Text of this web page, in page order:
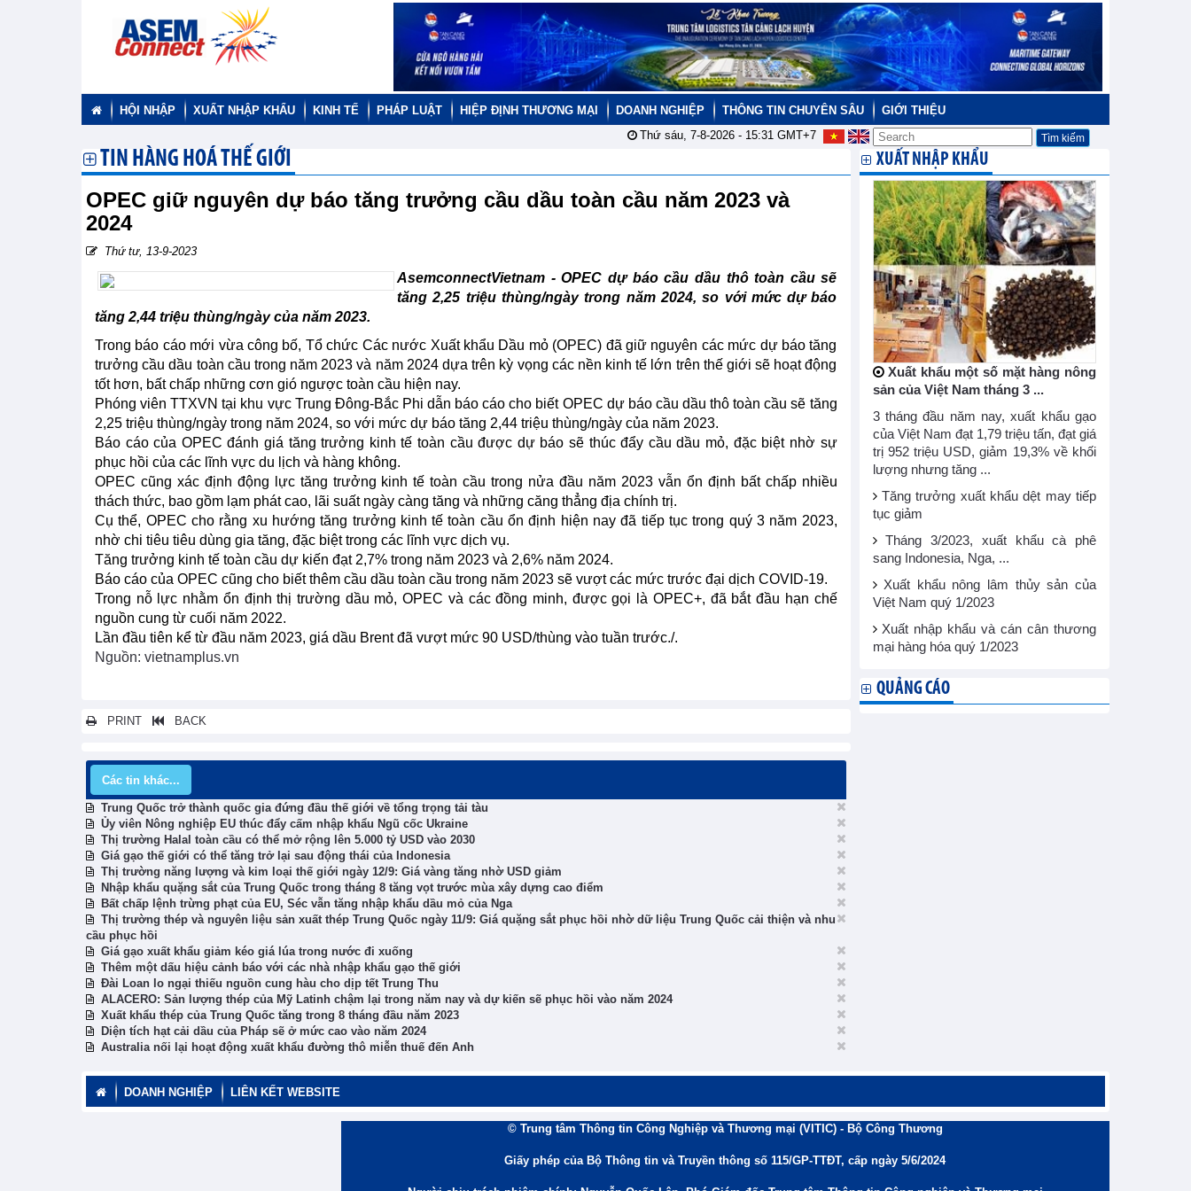
HỘI NHẬP XUẤT NHẬP KHẨU KINH TẾ PHÁP LUẬT HIỆP ĐỊNH THƯƠNG MẠI DOANH NGHIỆP THÔNG TIN CHUYÊN SÂU
GIỚI THIỆU
Thứ sáu, 7-8-2026 - 15:31GMT+7
TIN HÀNG HOÁ THẾ GIỚI
OPEC giữ nguyên dự báo tăng trưởng cầu dầu toàn cầu năm 2023 và
2024
Thứ tư, 13-9-2023
AsemconnectVietnam - OPEC dự báo cầu dầu thô toàn cầu sẽ
tăng 2,25 triệu thùng/ngày trong năm 2024, so với mức dự báo
tăng 2,44 triệu thùng/ngày của năm 2023.
Trong báo cáo mới vừa công bố, Tổ chức Các nước Xuất khẩu Dầu mỏ (OPEC) đã giữ nguyên các mức dự báo tăng
trưởng cầu dầu toàn cầu trong năm 2023 và năm 2024 dựa trên kỳ vọng các nền kinh tế lớn trên thế giới sẽ hoạt động
tốt hơn, bất chấp những cơn gió ngược toàn cầu hiện nay.
Phóng viên TTXVN tại khu vực Trung Đông-Bắc Phi dẫn báo cáo cho biết OPEC dự báo cầu dầu thô toàn cầu sẽ tăng
2,25 triệu thùng/ngày trong năm 2024, so với mức dự báo tăng 2,44 triệu thùng/ngày của năm 2023.
Báo cáo của OPEC đánh giá tăng trưởng kinh tế toàn cầu được dự báo sẽ thúc đẩy cầu dầu mỏ, đặc biệt nhờ sự
phục hồi của các lĩnh vực du lịch và hàng không.
OPEC cũng xác định động lực tăng trưởng kinh tế toàn cầu trong nửa đầu năm 2023 vẫn ổn định bất chấp nhiều
thách thức, bao gồm lạm phát cao, lãi suất ngày càng tăng và những căng thẳng địa chính trị.
Cụ thể, OPEC cho rằng xu hướng tăng trưởng kinh tế toàn cầu ổn định hiện nay đã tiếp tục trong quý 3 năm 2023,
nhờ chi tiêu tiêu dùng gia tăng, đặc biệt trong các lĩnh vực dịch vụ.
Tăng trưởng kinh tế toàn cầu dự kiến đạt 2,7% trong năm 2023 và 2,6% năm 2024.
Báo cáo của OPEC cũng cho biết thêm cầu dầu toàn cầu trong năm 2023 sẽ vượt các mức trước đại dịch COVID-19.
Trong nỗ lực nhằm ổn định thị trường dầu mỏ, OPEC và các đồng minh, được gọi là OPEC+, đã bắt đầu hạn chế
nguồn cung từ cuối năm 2022.
Lần đầu tiên kể từ đầu năm 2023, giá dầu Brent đã vượt mức 90 USD/thùng vào tuần trước./.
Nguồn: vietnamplus.vn
PRINT BACK
Các tin khác...
Trung Quốc trở thành quốc gia đứng đầu thế giới về tổng trọng tải tàu
Ủy viên Nông nghiệp EU thúc đẩy cấm nhập khẩu Ngũ cốc Ukraine
Thị trường Halal toàn cầu có thể mở rộng lên 5.000 tỷ USD vào 2030
Giá gạo thế giới có thể tăng trở lại sau động thái của Indonesia
Thị trường năng lượng và kim loại thế giới ngày 12/9: Giá vàng tăng nhờ USD giảm
Nhập khẩu quặng sắt của Trung Quốc trong tháng 8 tăng vọt trước mùa xây dựng cao điểm
Bất chấp lệnh trừng phạt của EU, Séc vẫn tăng nhập khẩu dầu mỏ của Nga
Thị trường thép và nguyên liệu sản xuất thép Trung Quốc ngày 11/9: Giá quặng sắt phục hồi nhờ dữ liệu Trung Quốc cải thiện và nhu
cầu phục hồi
Giá gạo xuất khẩu giảm kéo giá lúa trong nước đi xuống
Thêm một dấu hiệu cảnh báo với các nhà nhập khẩu gạo thế giới
Đài Loan lo ngại thiếu nguồn cung hàu cho dịp tết Trung Thu
ALACERO: Sản lượng thép của Mỹ Latinh chậm lại trong năm nay và dự kiến sẽ phục hồi vào năm 2024
Xuất khẩu thép của Trung Quốc tăng trong 8 tháng đầu năm 2023
Diện tích hạt cải dầu của Pháp sẽ ở mức cao vào năm 2024
Australia nối lại hoạt động xuất khẩu đường thô miễn thuế đến Anh
XUẤT NHẬP KHẨU
Xuất khẩu một số mặt hàng nông
sản của Việt Nam tháng 3 ...
3 tháng đầu năm nay, xuất khẩu gạo
của Việt Nam đạt 1,79 triệu tấn, đạt giá
trị 952 triệu USD, giảm 19,3% về khối
lượng nhưng tăng ...
Tăng trưởng xuất khẩu dệt may tiếp
tục giảm
Tháng 3/2023, xuất khẩu cà phê
sang Indonesia, Nga, ...
Xuất khẩu nông lâm thủy sản của
Việt Nam quý 1/2023
Xuất nhập khẩu và cán cân thương
mại hàng hóa quý 1/2023
QUẢNG CÁO
DOANH NGHIỆP LIÊN KẾT WEBSITE
© Trung tâm Thông tin Công Nghiệp và Thương mại (VITIC) - Bộ Công Thương
Giấy phép của Bộ Thông tin và Truyền thông số 115/GP-TTĐT, cấp ngày 5/6/2024